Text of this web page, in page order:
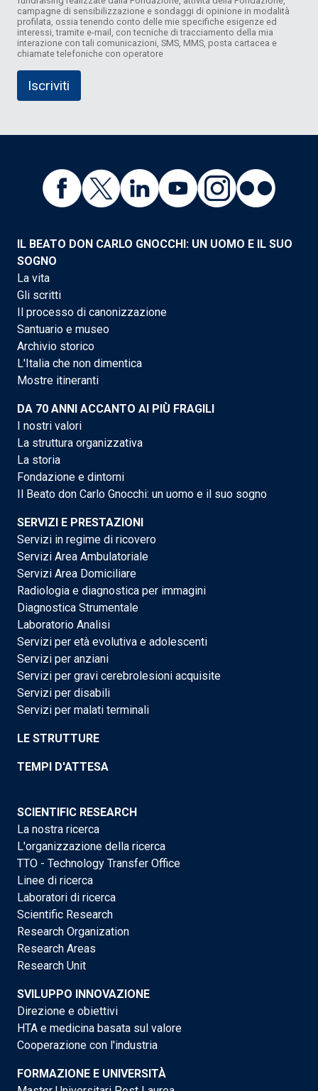
campagne di sensibilizzazione e sondaggi di opinione in modalità
profilata, ossia tenendo conto delle mie specifiche esigenze ed
interessi, tramite e-mail, con tecniche di tracciamento della mia
interazione con tali comunicazioni, SMS, MMS, posta cartacea e
chiamate telefoniche con operatore
IL BEATO DON CARLO GNOCCHI: UN UOMO E IL SUO
SOGNO
La vita
Gli scritti
Il processo di canonizzazione
Santuario e museo
Archivio storico
L'Italia che non dimentica
Mostre itineranti
DA 70 ANNI ACCANTO AI PIÙ FRAGILI
I nostri valori
La struttura organizzativa
La storia
Fondazione e dintorni
Il Beato don Carlo Gnocchi: un uomo e il suo sogno
SERVIZI E PRESTAZIONI
Servizi in regime di ricovero
Servizi Area Ambulatoriale
Servizi Area Domiciliare
Radiologia e diagnostica per immagini
Diagnostica Strumentale
Laboratorio Analisi
Servizi per età evolutiva e adolescenti
Servizi per anziani
Servizi per gravi cerebrolesioni acquisite
Servizi per disabili
Servizi per malati terminali
LE STRUTTURE
TEMPI D'ATTESA
SCIENTIFIC RESEARCH
La nostra ricerca
L'organizzazione della ricerca
TTO - Technology Transfer Office
Linee di ricerca
Laboratori di ricerca
Scientific Research
Research Organization
Research Areas
Research Unit
SVILUPPO INNOVAZIONE
Direzione e obiettivi
HTA e medicina basata sul valore
Cooperazione con l'industria
FORMAZIONE E UNIVERSITÀ